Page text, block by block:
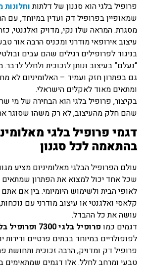
פרופיל בלגי הוא סגנון של דלתותוחלונות
שמאופיין בפרופיל דק ועדין במיוחד, עם
מסגרת. המראה שלו נקי, מדויק ואלגנטי, כזה
עיצוב אירופאי מודרני ומכניס הרבה אור טבעי
בניגוד לפרופילים רגילים שהם עבים ובולטים
“נעלם” בעיצוב ונותן לזכוכית ולחלל לדבר.
גם בפתרון חזק ועמיד – האלומיניום לא
ומתאים מאוד לאקלים הישראלי.
בקיצור, פרופיל בלגי הוא הבחירה של מי
שהם חלק מהעיצוב, לא רק משהו שסוגר את
דגמי פרופיל בלגי
בהתאמה לכל סגנון
עולם הפרופיל הבלגי מאלומיניום מציע
שכל אחד יכול למצוא את הפתרון שמתאים
לאופי הבית ולשימוש היומיומי. בין אם אתם
קלאסי ואלגנטי או עיצוב מודרני עם נוכחות,
עושה את כל ההבדל.
דגמים כמופרופיל בלגי 7300 ופרופיל בלגי 7000
לפופולריים במיוחד בבתים פרטיים ודירות
פרופיל דק ומדויק, הרבה זכוכית ותחושת
טבעי ומרחב לחלל. אלו דגמים שמתאימים